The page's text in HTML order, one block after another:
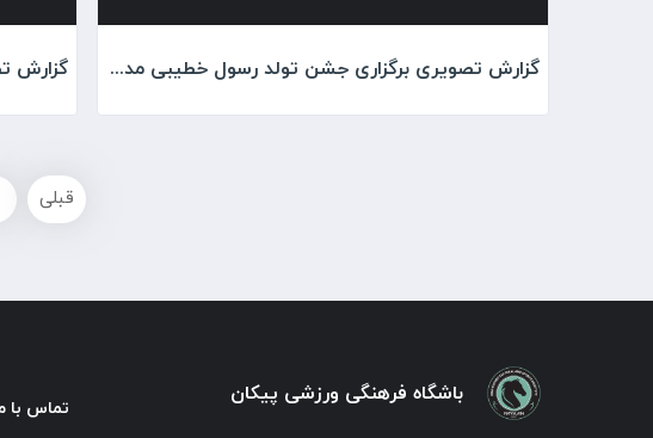
گزارش تصویری برگزاری جشن تولد رسول خطیبی مدیر عامل پیکان به میزبانی کادر والیبال
قبلی
باشگاه فرهنگی ورزشی پیکان
تماس با